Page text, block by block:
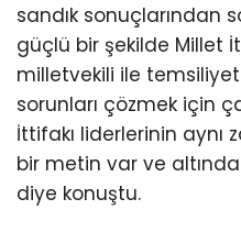
sandık sonuçlarından
güçlü bir şekilde Millet
milletvekili ile
sorunları çözmek için
İttifakı liderlerinin aynı
bir metin var ve
diye konuştu.